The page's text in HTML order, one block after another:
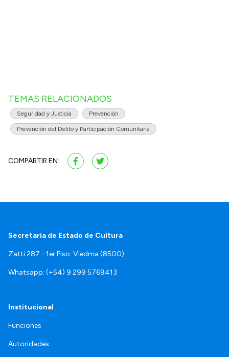
TEMAS RELACIONADOS
Seguridad y Justicia Prevención
Prevención del Delito y Participación Comunitaria
COMPARTIR EN:
Secretaría de Estado de Cultura
Zatti 287 - 1er Piso. Viedma (8500)
Whatsapp: (+54) 9 299 5769413
Institucional
Funciones
Autoridades